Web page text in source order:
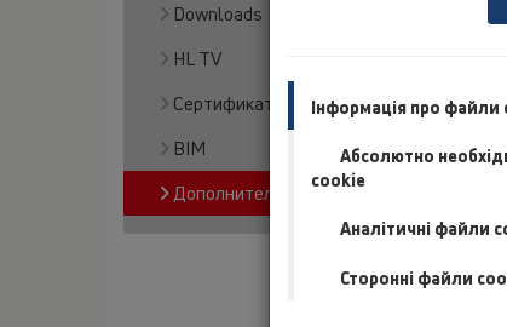
Downloads
HL TV
Сертификаты
BIM
Дополнительная информация
Інформація про файли
Абсолютно
cookie
Аналітичні файли
Сторонні файли